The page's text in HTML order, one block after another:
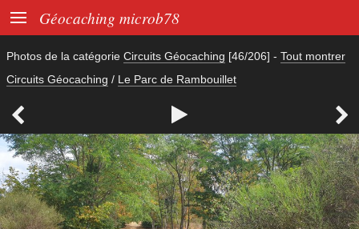
 Géocaching microb78
Photos de la catégorie Circuits Géocaching [46/206] - Tout montrer
Circuits Géocaching / Le Parc de Rambouillet
  